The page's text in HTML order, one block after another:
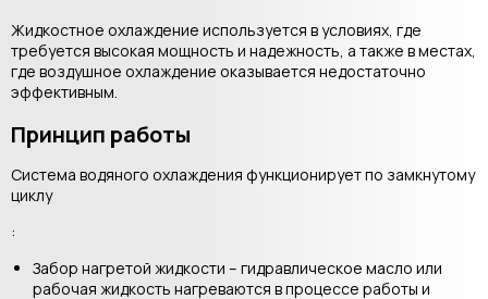
Жидкостное охлаждение используется в условиях, где
требуется высокая мощность и надежность, а также в местах,
где воздушное охлаждение оказывается недостаточно
эффективным.
Принцип работы
Система водяного охлаждения функционирует по замкнутому
циклу
:
Забор нагретой жидкости – гидравлическое масло или
рабочая жидкость нагреваются в процессе работы и